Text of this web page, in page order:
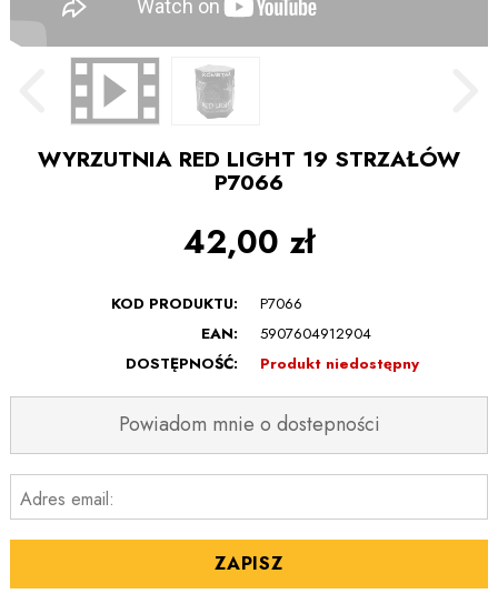
WYRZUTNIA RED LIGHT 19 STRZAŁÓW
P7066
42,00 zł
KOD PRODUKTU:
P7066
EAN:
5907604912904
DOSTĘPNOŚĆ:
Produkt niedostępny
Powiadom mnie o dostepności
Adres email:
ZAPISZ